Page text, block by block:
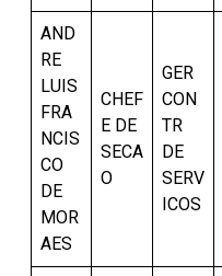
AND
RE
LUIS
FRA
NCIS
CO
DE
MOR
AES
CHEF
E DE
SECA
O
GER
CON
TR
DE
SERV
ICOS